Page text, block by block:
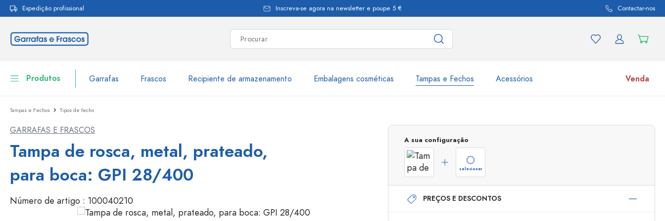
Saltar para a navegação principal
Expedição profissional Inscreva-se agora na newsletter e poupe 5 € Contactar-nos
Produtos Garrafas Frascos Recipiente de armazenamento Embalagens cosméticas Tampas e Fechos Acessórios Venda
Garrafas
Recipiente de armazenamento
Louça de mesa
Embalagens cosméticas
Garrafas por marca
Garrafas WECK
Garrafas Estal
Garrafas por função
Garrafas com tampa mecânica
Frascos de pulverização
Dispensadores Airless
Frascos com roll-on
Frascos
Tampas e Fechos Tipos de fecho
GARRAFAS E FRASCOS
Tampa de rosca, metal, prateado,
para boca: GPI 28/400
Número de artigo : 100040210
A sua configuração
selecionar
PREÇOS E DESCONTOS